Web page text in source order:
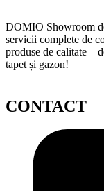
DOMIO Showroom
servicii complete de
produse de calitate –
tapet și gazon!
CONTACT